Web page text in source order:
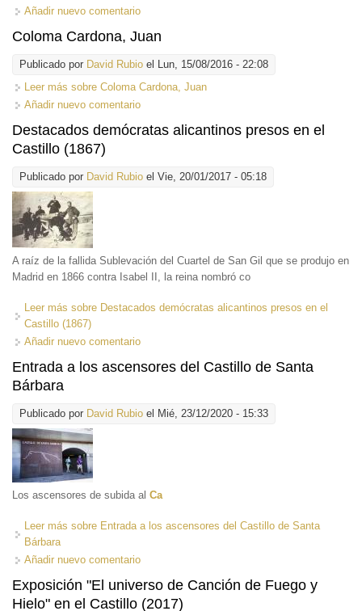
Añadir nuevo comentario
Coloma Cardona, Juan
Publicado por David Rubio el Lun, 15/08/2016 - 22:08
Leer más sobre Coloma Cardona, Juan
Añadir nuevo comentario
Destacados demócratas alicantinos presos en el
Castillo (1867)
Publicado por David Rubio el Vie, 20/01/2017 - 05:18
A raíz de la fallida Sublevación del Cuartel de San Gil que se produjo en
Madrid en 1866 contra Isabel II, la reina nombró co
Leer más sobre Destacados demócratas alicantinos presos en el
Castillo (1867)
Añadir nuevo comentario
Entrada a los ascensores del Castillo de Santa
Bárbara
Publicado por David Rubio el Mié, 23/12/2020 - 15:33
Los ascensores de subida al Ca
Leer más sobre Entrada a los ascensores del Castillo de Santa
Bárbara
Añadir nuevo comentario
Exposición "El universo de Canción de Fuego y
Hielo" en el Castillo (2017)